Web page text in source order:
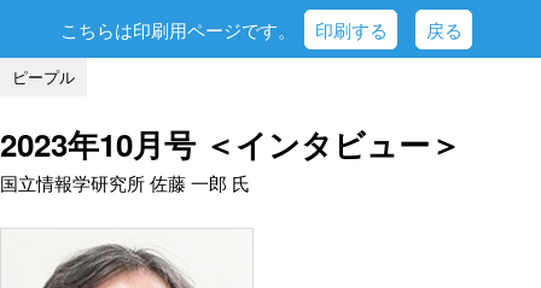
こちらは印刷用ページです。 印刷する 戻る
ピープル
2023年10月号 ＜インタビュー＞
国立情報学研究所 佐藤 一郎 氏